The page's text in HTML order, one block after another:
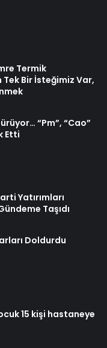
Termik
Tek Bir İsteğimiz Var,
“Pm”, “Cao”
Etti
Yatırımları
Taşıdı
Doldurdu
15 kişi hastaneye